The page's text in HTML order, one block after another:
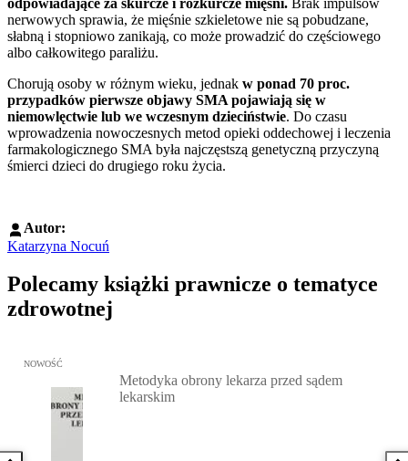
odpowiadające za skurcze i rozkurcze mięśni. Brak impulsów
nerwowych sprawia, że mięśnie szkieletowe nie są pobudzane,
słabną i stopniowo zanikają, co może prowadzić do częściowego
albo całkowitego paraliżu.
Chorują osoby w różnym wieku, jednak w ponad 70 proc.
przypadków pierwsze objawy SMA pojawiają się w
niemowlęctwie lub we wczesnym dzieciństwie. Do czasu
wprowadzenia nowoczesnych metod opieki oddechowej i leczenia
farmakologicznego SMA była najczęstszą genetyczną przyczyną
śmierci dzieci do drugiego roku życia.
Autor:
Katarzyna Nocuń
Polecamy książki prawnicze o tematyce
zdrowotnej
Przejdź do: Metodyka obrony lekarza przed sądem lekarskim,
NOWOŚĆ
Metodyka obrony lekarza przed sądem
lekarskim